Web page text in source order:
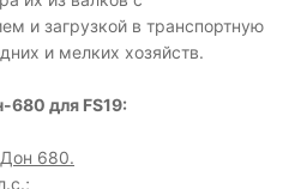
и загрузкой в транспортную
и мелких хозяйств.
680 для FS19:
680.